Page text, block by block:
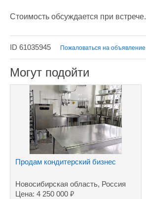
Стоимость обсуждается при встрече.
ID 61035945 Пожаловаться на объявление
Могут подойти
Продам кондитерский бизнес
Новосибирская область, Россия
Цена: 4 250 000 ₽